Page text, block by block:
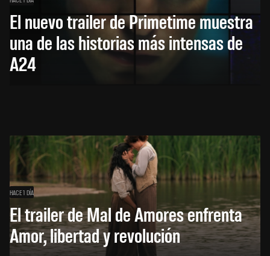
El nuevo trailer de Primetime muestra
una de las historias más intensas de
A24
HACE 1 DÍA
El trailer de Mal de Amores enfrenta
Amor, libertad y revolución